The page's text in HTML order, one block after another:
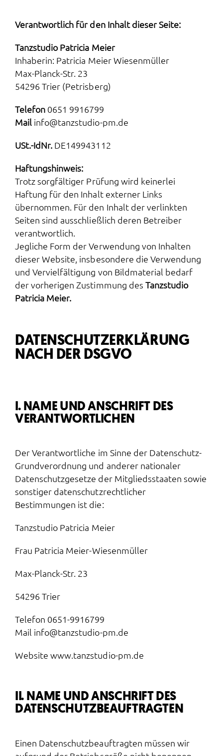
Impressum und Datenschutz
Verantwortlich für den Inhalt dieser Seite:
Tanzstudio Patricia Meier
Inhaberin: Patricia Meier Wiesenmüller
Max-Planck-Str. 23
54296 Trier (Petrisberg)
Telefon 0651 9916799
Mail info@tanzstudio-pm.de
USt.-IdNr. DE149943112
Haftungshinweis:
Trotz sorgfältiger Prüfung wird keinerlei
Haftung für den Inhalt externer Links
übernommen. Für den Inhalt der verlinkten
Seiten sind ausschließlich deren Betreiber
verantwortlich.
Jegliche Form der Verwendung von Inhalten
dieser Website, insbesondere die Verwendung
und Vervielfältigung von Bildmaterial bedarf
der vorherigen Zustimmung des Tanzstudio
Patricia Meier.
DATENSCHUTZ­ERKLÄRUNG
NACH DER DSGVO
I. NAME UND ANSCHRIFT DES
VERANTWORTLICHEN
Der Verantwortliche im Sinne der Datenschutz-
Grundverordnung und anderer nationaler
Datenschutzgesetze der Mitgliedsstaaten sowie
sonstiger datenschutzrechtlicher
Bestimmungen ist die:
Tanzstudio Patricia Meier
Frau Patricia Meier-Wiesenmüller
Max-Planck-Str. 23
54296 Trier
Telefon 0651-9916799
Mail info@tanzstudio-pm.de
Websitewww.tanzstudio-pm.de
II. NAME UND ANSCHRIFT DES
DATENSCHUTZBEAUFTRAGTEN
Einen Datenschutzbeauftragten müssen wir